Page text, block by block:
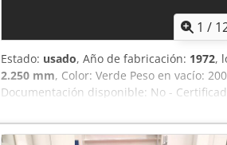
1 /
Estado: usado, Año de fabricación: 1972,
2.250 mm, Color: Verde Peso en vacío:
Documentación disponible: No -
transporte: 1800 mm x 2250 mm x 1400
Paquetes de transporte [unidades]: 1